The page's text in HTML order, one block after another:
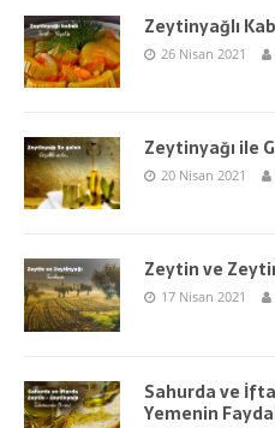
Zeytinyağlı
26 Nisan 2021
Zeytinyağı ile
20 Nisan 2021
Zeytin ve
17 Nisan 2021
Sahurda ve
Yemenin